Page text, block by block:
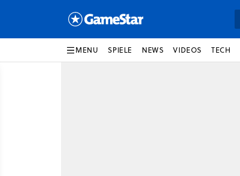
MENU SPIELE NEWS VIDEOS TECH